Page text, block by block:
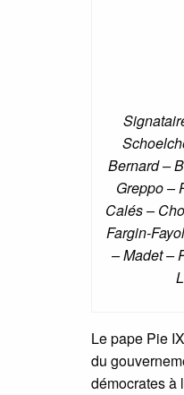
Bernard –
Greppo –
Calés –
Fargin-
– Madet –
Le pape Pie
du
démocrates à